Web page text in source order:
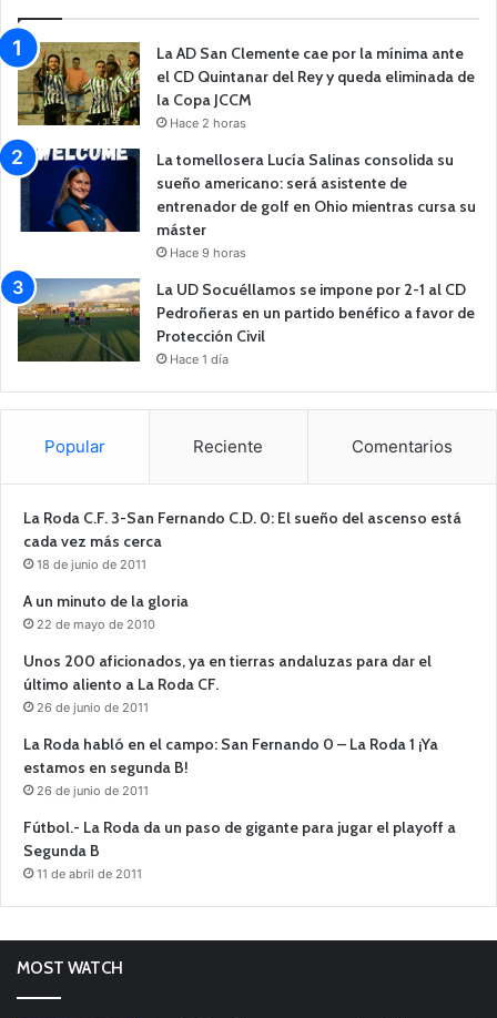
La AD San Clemente cae por la mínima ante
el CD Quintanar del Rey y queda eliminada de
la Copa JCCM
Hace 2 horas
La tomellosera Lucía Salinas consolida su
sueño americano: será asistente de
entrenador de golf en Ohio mientras cursa su
máster
Hace 9 horas
La UD Socuéllamos se impone por 2-1 al CD
Pedroñeras en un partido benéfico a favor de
Protección Civil
Hace 1 día
Popular Reciente Comentarios
La Roda C.F. 3-San Fernando C.D. 0: El sueño del ascenso está
cada vez más cerca
18 de junio de 2011
A un minuto de la gloria
22 de mayo de 2010
Unos 200 aficionados, ya en tierras andaluzas para dar el
último aliento a La Roda CF.
26 de junio de 2011
La Roda habló en el campo: San Fernando 0 – La Roda 1 ¡Ya
estamos en segunda B!
26 de junio de 2011
Fútbol.- La Roda da un paso de gigante para jugar el playoff a
Segunda B
11 de abril de 2011
MOST WATCH